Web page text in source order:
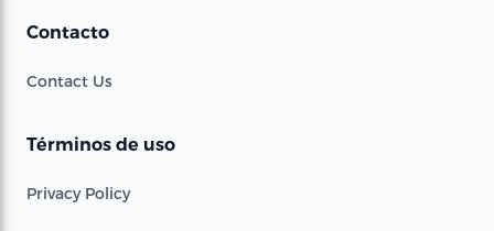
Contacto
Contact Us
Términos de uso
Privacy Policy